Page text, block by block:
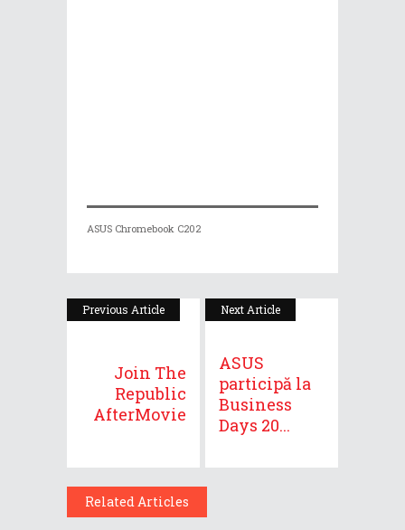
ASUS Chromebook C202
Previous Article
Join The
Republic
AfterMovie
Next Article
ASUS
participă la
Business
Days 20...
Related Articles